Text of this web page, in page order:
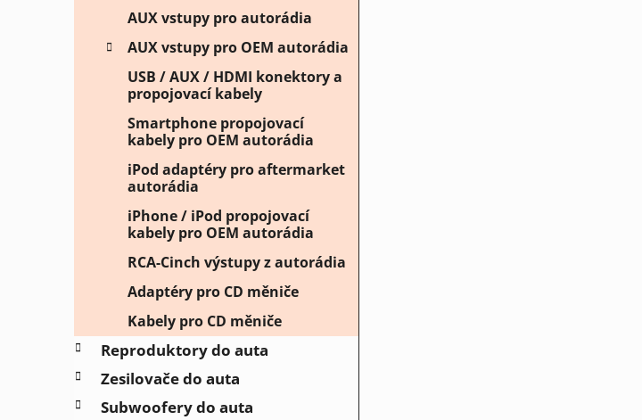
AUX vstupy pro autorádia
AUX vstupy pro OEM autorádia
USB / AUX / HDMI konektory a
propojovací kabely
Smartphone propojovací
kabely pro OEM autorádia
iPod adaptéry pro aftermarket
autorádia
iPhone / iPod propojovací
kabely pro OEM autorádia
RCA-Cinch výstupy z autorádia
Adaptéry pro CD měniče
Kabely pro CD měniče
Reproduktory do auta
Zesilovače do auta
Subwoofery do auta